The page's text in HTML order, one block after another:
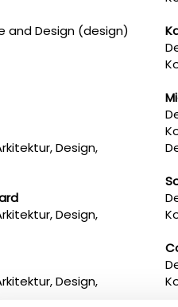
and Design (design)
Design,
Design,
Design,